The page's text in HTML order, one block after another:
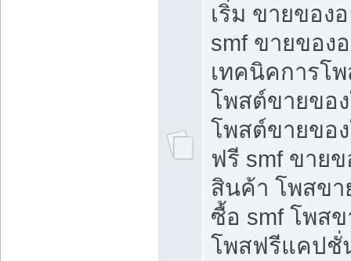
เริ่ม ขายของ
smf ขายของ
เทคนิคการโ
โพสต์ขายขอ
โพสต์ขายขอ
ฟรี smf ขาย
สินค้า โพสขา
ซื้อ smf โพส
โพสฟรีแคปชั่